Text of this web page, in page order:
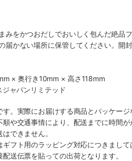
みをかつおだしでおいしく包んだ絶品
届かない場所に保管してください。開
× 奥行き10mm × 高さ118mm
ジャパンリミテッド
。実際にお届けする商品とパッケージ
や交通事情により、配送までに時間が
できません。
フト用のラッピング対応につきまして
送伝票を貼っての出荷となります。